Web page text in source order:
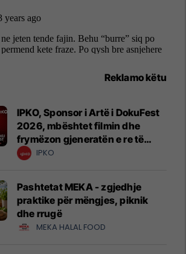
Reklamo këtu
IPKO, Sponsor i Artë i DokuFest
2026, mbështet filmin dhe
frymëzon gjeneratën e re të
krijuesve
IPKO
Pashtetat MEKA - zgjedhje
praktike për mëngjes, piknik
dhe rrugë
MEKA HALAL FOOD